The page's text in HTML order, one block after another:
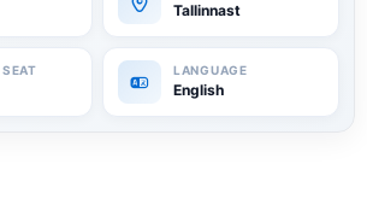
Tallinnast
English